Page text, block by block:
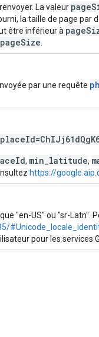
La valeur
la taille de page par
être inférieur à
pageSize
par une requête
, min_latitude,
https://
"en-US" ou "sr-Latn".
pour les services